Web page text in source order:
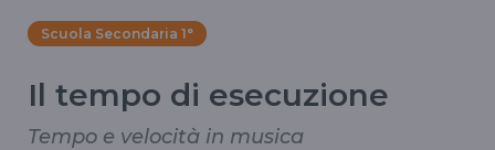
Scuola Secondaria 1°
Il tempo di esecuzione
Tempo e velocità in musica